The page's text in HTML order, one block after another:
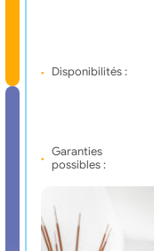
Disponibilités :
Garanties
possibles :